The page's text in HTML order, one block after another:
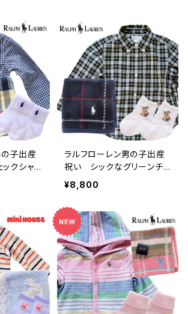
の子出産
クシャツ
ラルフローレン男の子出産
祝い シックなグリーンチェ
ック1歳 長袖シャツセット
¥8,800